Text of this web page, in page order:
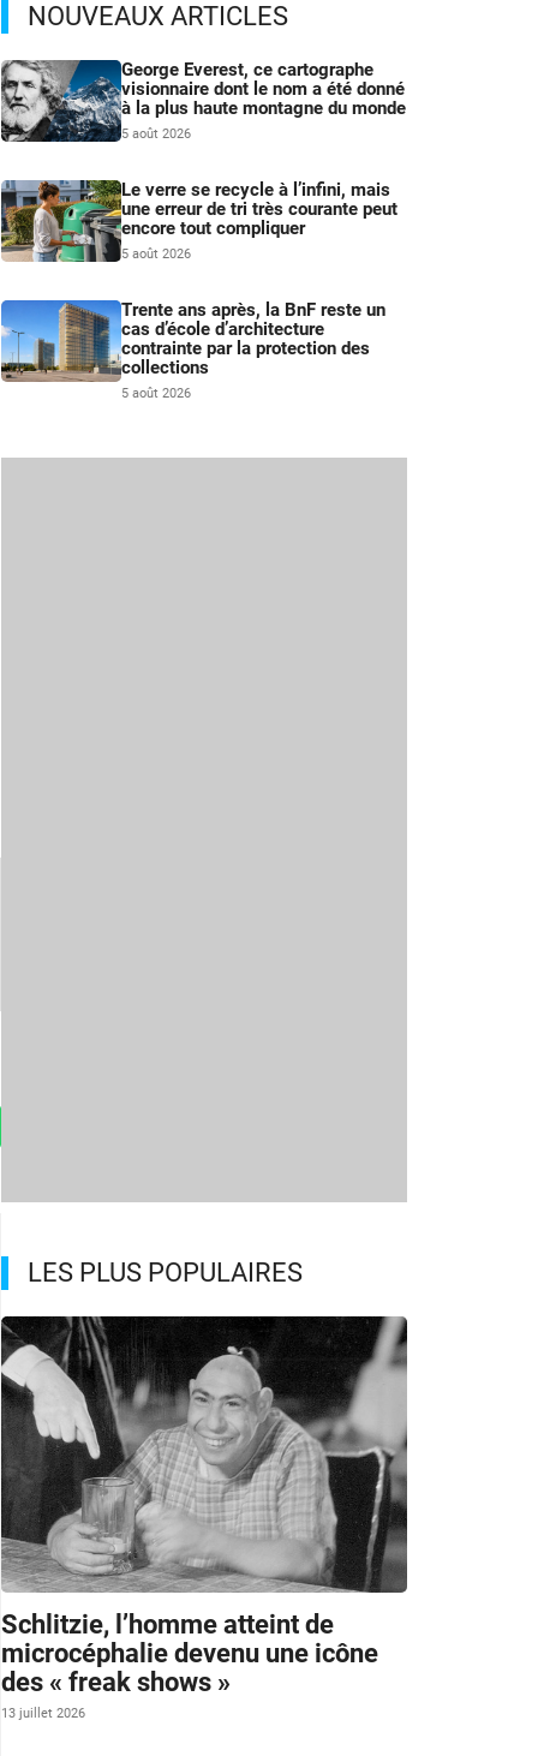
NOUVEAUX ARTICLES
George Everest, ce cartographe
visionnaire dont le nom a été donné
à la plus haute montagne du monde
5 août 2026
Le verre se recycle à l’infini, mais
une erreur de tri très courante peut
encore tout compliquer
5 août 2026
Trente ans après, la BnF reste un
cas d’école d’architecture
contrainte par la protection des
collections
5 août 2026
LES PLUS POPULAIRES
Schlitzie, l’homme atteint de
microcéphalie devenu une icône
des « freak shows »
13 juillet 2026